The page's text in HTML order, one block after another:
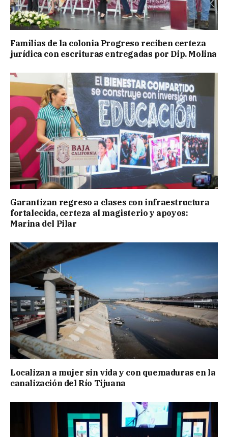
Familias de la colonia Progreso reciben certeza
jurídica con escrituras entregadas por Dip. Molina
Garantizan regreso a clases con infraestructura
fortalecida, certeza al magisterio y apoyos:
Marina del Pilar
Localizan a mujer sin vida y con quemaduras en la
canalización del Río Tijuana